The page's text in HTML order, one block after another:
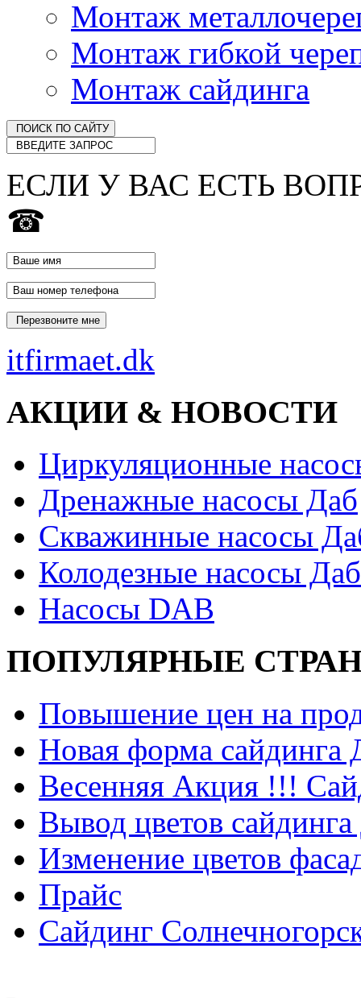
Монтаж
Монтаж гибкой
Монтаж сайдинга
ЕСЛИ У ВАС ЕСТЬ
☎
itfirmaet.dk
АКЦИИ & НОВОСТИ
Циркуляционные
Дренажные насосы Даб
Скважинные насосы
Колодезные насосы Даб
Насосы DAB
ПОПУЛЯРНЫЕ
Повышение цен на
Новая форма
Весенняя Акция !!!
Вывод цветов
Изменение цветов
Прайс
Сайдинг